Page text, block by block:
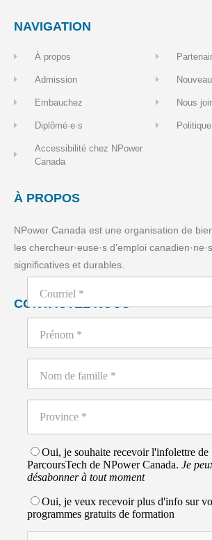
NAVIGATION
À propos
Admission
Embauchez
Diplômé·e·s
Accessibilité chez NPower
Canada
Nous
À PROPOS
NPower Canada est une organisation de
les chercheur·euse·s d’emploi
significatives et durables.
CONTACTEZ NOUS